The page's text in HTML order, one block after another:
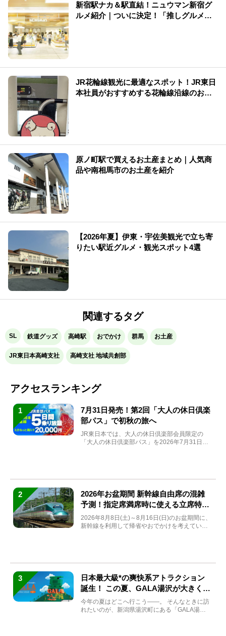
新宿駅ナカ＆駅直結！ニュウマン新宿グ
ルメ紹介｜ついに決定！「推しグルメ総
JR花輪線観光に最適なスポット！JR東日
本社員がおすすめする花輪線沿線のお店
原ノ町駅で買えるお土産まとめ｜人気商
品や南相馬市のお土産を紹介
【2026年夏】伊東・宇佐美観光で立ち寄
りたい駅近グルメ・観光スポット4選
関連するタグ
SL 鉄道グッズ 高崎駅 おでかけ 群馬 お土産
JR東日本高崎支社 高崎支社 地域共創部
アクセスランキング
1
7月31日発売！第2回「大人の休日倶楽
部パス」で初秋の旅へ
JR東日本では、大人の休日倶楽部会員限定の
「大人の休日倶楽部パス」を2026年7月31日
2
2026年お盆期間 新幹線自由席の混雑
予測！指定席満席時に使える立席特急
券も解説
2026年8月8日(土)～8月16日(日)のお盆期間に、
新幹線を利用して帰省やおでかけを考えている
3
日本最大級*の爽快系アトラクション
誕生！ この夏、GALA湯沢が大きく生
まれ変わる
今年の夏はどこへ行こう――。 そんなときに訪
れたいのが、新潟県湯沢町にある「GALA湯